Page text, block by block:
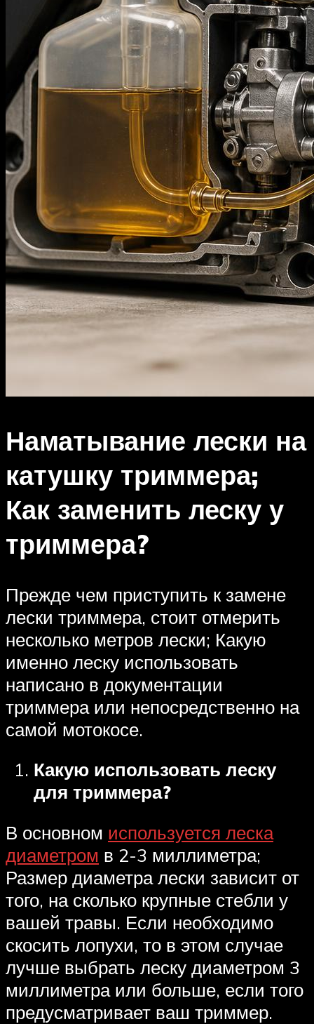
Наматывание лески на
катушку триммера;
Как заменить леску у
триммера?
Прежде чем приступить к замене
лески триммера, стоит отмерить
несколько метров лески; Какую
именно леску использовать
написано в документации
триммера или непосредственно на
самой мотокосе.
Какую использовать леску
для триммера?
В основном используется леска
диаметром в 2-3 миллиметра;
Размер диаметра лески зависит от
того, на сколько крупные стебли у
вашей травы. Если необходимо
скосить лопухи, то в этом случае
лучше выбрать леску диаметром 3
миллиметра или больше, если того
предусматривает ваш триммер.